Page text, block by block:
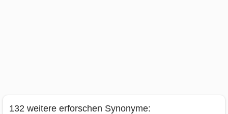
132 weitere erforschen Synonyme: